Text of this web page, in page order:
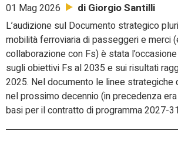
01 Mag 2026 di Giorgio Santilli
L’audizione sul Documento strategico
mobilità ferroviaria di passeggeri e merci
collaborazione con Fs) è stata
sugli obiettivi Fs al 2035 e sui risultati
2025. Nel documento le linee strategiche
nel prossimo decennio (in precedenza
basi per il contratto di programma 2027-